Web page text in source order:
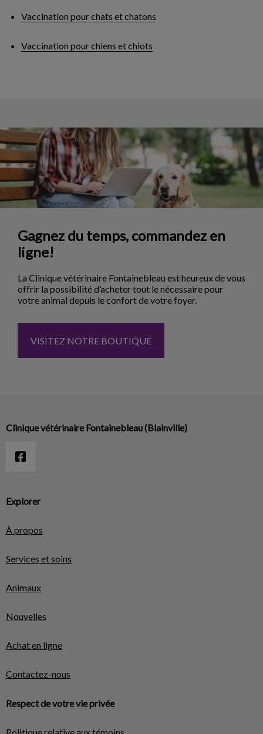
Vaccination pour chats et chatons
Vaccination pour chiens et chiots
Gagnez du temps, commandez en
ligne!
La Clinique vétérinaire Fontainebleau est heureux de vous
offrir la possibilité d’acheter tout le nécessaire pour
votre animal depuis le confort de votre foyer.
VISITEZ NOTRE BOUTIQUE
Explorer
À propos
Services et soins
Animaux
Nouvelles
Achat en ligne
Contactez-nous
Respect de votre vie privée
Clinique vétérinaire Fontainebleau (Blainville)